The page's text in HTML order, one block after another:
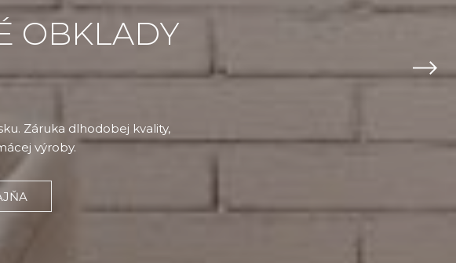
OBKLADY
Záruka dlhodobej kvality,
výroby.